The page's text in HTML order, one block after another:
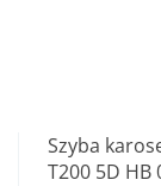
Szyba
T200 5D HB